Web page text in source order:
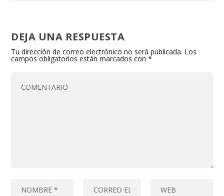
DEJA UNA RESPUESTA
Tu dirección de correo electrónico no será publicada. Los
campos obligatorios están marcados con*